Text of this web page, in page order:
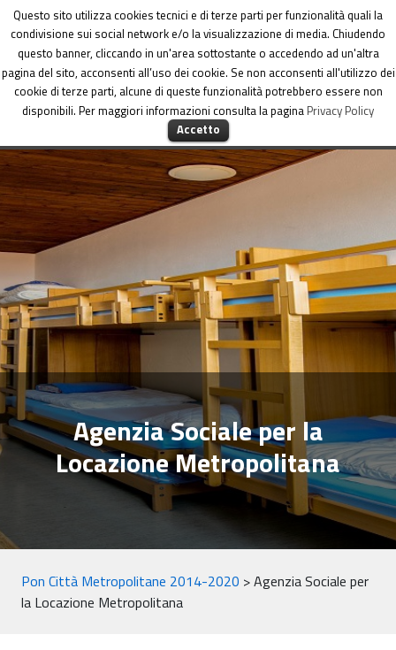
Dipartimento per le Politiche di coesione
Agenzia Sociale per la
Locazione Metropolitana
Pon Città Metropolitane 2014-2020 >Agenzia Sociale per
la Locazione Metropolitana
Questo sito utilizza cookies tecnici e di terze parti per funzionalità quali la
condivisione sui social network e/o la visualizzazione di media. Chiudendo
questo banner, cliccando in un'area sottostante o accedendo ad un'altra
pagina del sito, acconsenti all’uso dei cookie. Se non acconsenti all'utilizzo dei
cookie di terze parti, alcune di queste funzionalità potrebbero essere non
disponibili. Per maggiori informazioni consulta la pagina Privacy Policy
Accetto